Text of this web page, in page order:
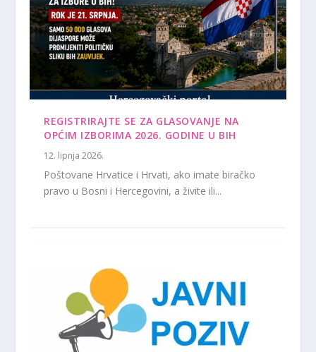
REGISTRIRAJTE SE ZA GLASOVANJE NA
OPĆIM IZBORIMA 2026. GODINE U BIH
12. lipnja 2026.
Poštovane Hrvatice i Hrvati, ako imate biračko
pravo u Bosni i Hercegovini, a živite ili...